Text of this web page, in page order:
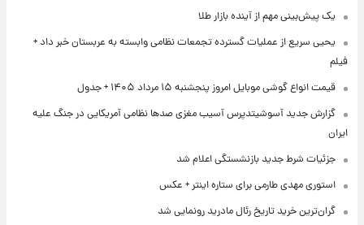
یک پیش‌بینی مهم از آینده بازار طلا
یحیی سریع از عملیات گسترده تجمعات نظامی وابسته به عربستان خبر داد +
فیلم
قیمت انواع گوشی موبایل امروز پنجشنبه ۱۵ مرداد ۱۴۰۵ + جدول
گزارش جدید آسوشیتدپرس آسیب مغزی صدها نظامی آمریکایی در جنگ علیه
ایران
جزئیات شرط جدید بازنشستگی اعلام شد
استوری مهدی طارمی برای ستاره اینتر + عکس
گران‌ترین خرید تاریخ رئال مادرید رونمایی شد